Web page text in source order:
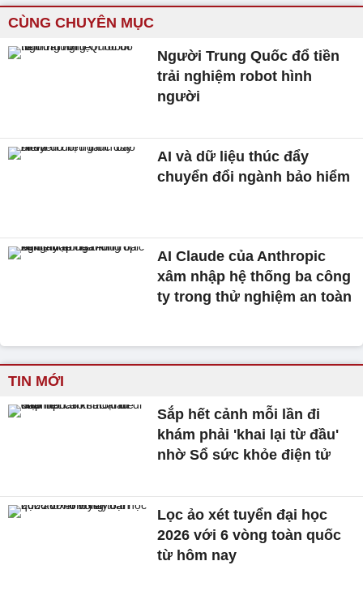
CÙNG CHUYÊN MỤC
Người Trung Quốc đổ tiền
trải nghiệm robot hình
người
AI và dữ liệu thúc đẩy
chuyển đổi ngành bảo hiểm
AI Claude của Anthropic
xâm nhập hệ thống ba công
ty trong thử nghiệm an toàn
TIN MỚI
Sắp hết cảnh mỗi lần đi
khám phải 'khai lại từ đầu'
nhờ Sổ sức khỏe điện tử
Lọc ảo xét tuyển đại học
2026 với 6 vòng toàn quốc
từ hôm nay